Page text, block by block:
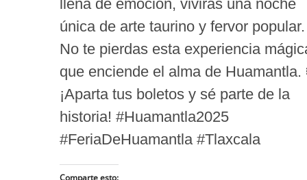
llena de emoción, vivirás una noche
única de arte taurino y fervor popular.
No te pierdas esta experiencia
que enciende el alma de
¡Aparta tus boletos y sé parte de la
historia! #Huamantla2025
#FeriaDeHuamantla #Tlaxcala
Comparte esto: